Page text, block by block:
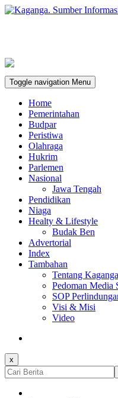
Toggle navigation Menu
Home
Pemerintahan
Budpar
Peristiwa
Olahraga
Hukrim
Parlemen
Nasional
Jawa Tengah
Pendidikan
Niaga
Healty & Lifestyle
Budak Ben
Advertorial
Index
Tambahan
Tentang Kaganga
Pedoman Media
SOP
Visi & Misi
Video
x